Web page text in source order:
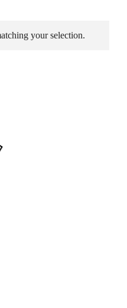
your selection.